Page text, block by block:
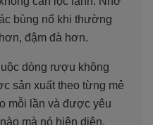
bùng nổ khi thường
đậm đà hơn.
dòng rượu không
sản xuất theo từng mẻ
mỗi lần và được yêu
mà nó hiện diện.